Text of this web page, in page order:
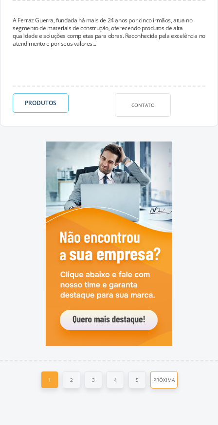
A Ferraz Guerra, fundada há mais de 24 anos por cinco irmãos, atua no
segmento de materiais de construção, oferecendo produtos de alta
qualidade e soluções completas para obras. Reconhecida pela excelência no
atendimento e por seus valores...
PRODUTOS CONTATO
1 2 3 4 5 PRÓXIMA